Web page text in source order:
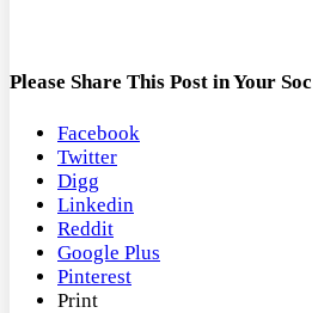
Please Share This Post in Your
Facebook
Twitter
Digg
Linkedin
Reddit
Google Plus
Pinterest
Print